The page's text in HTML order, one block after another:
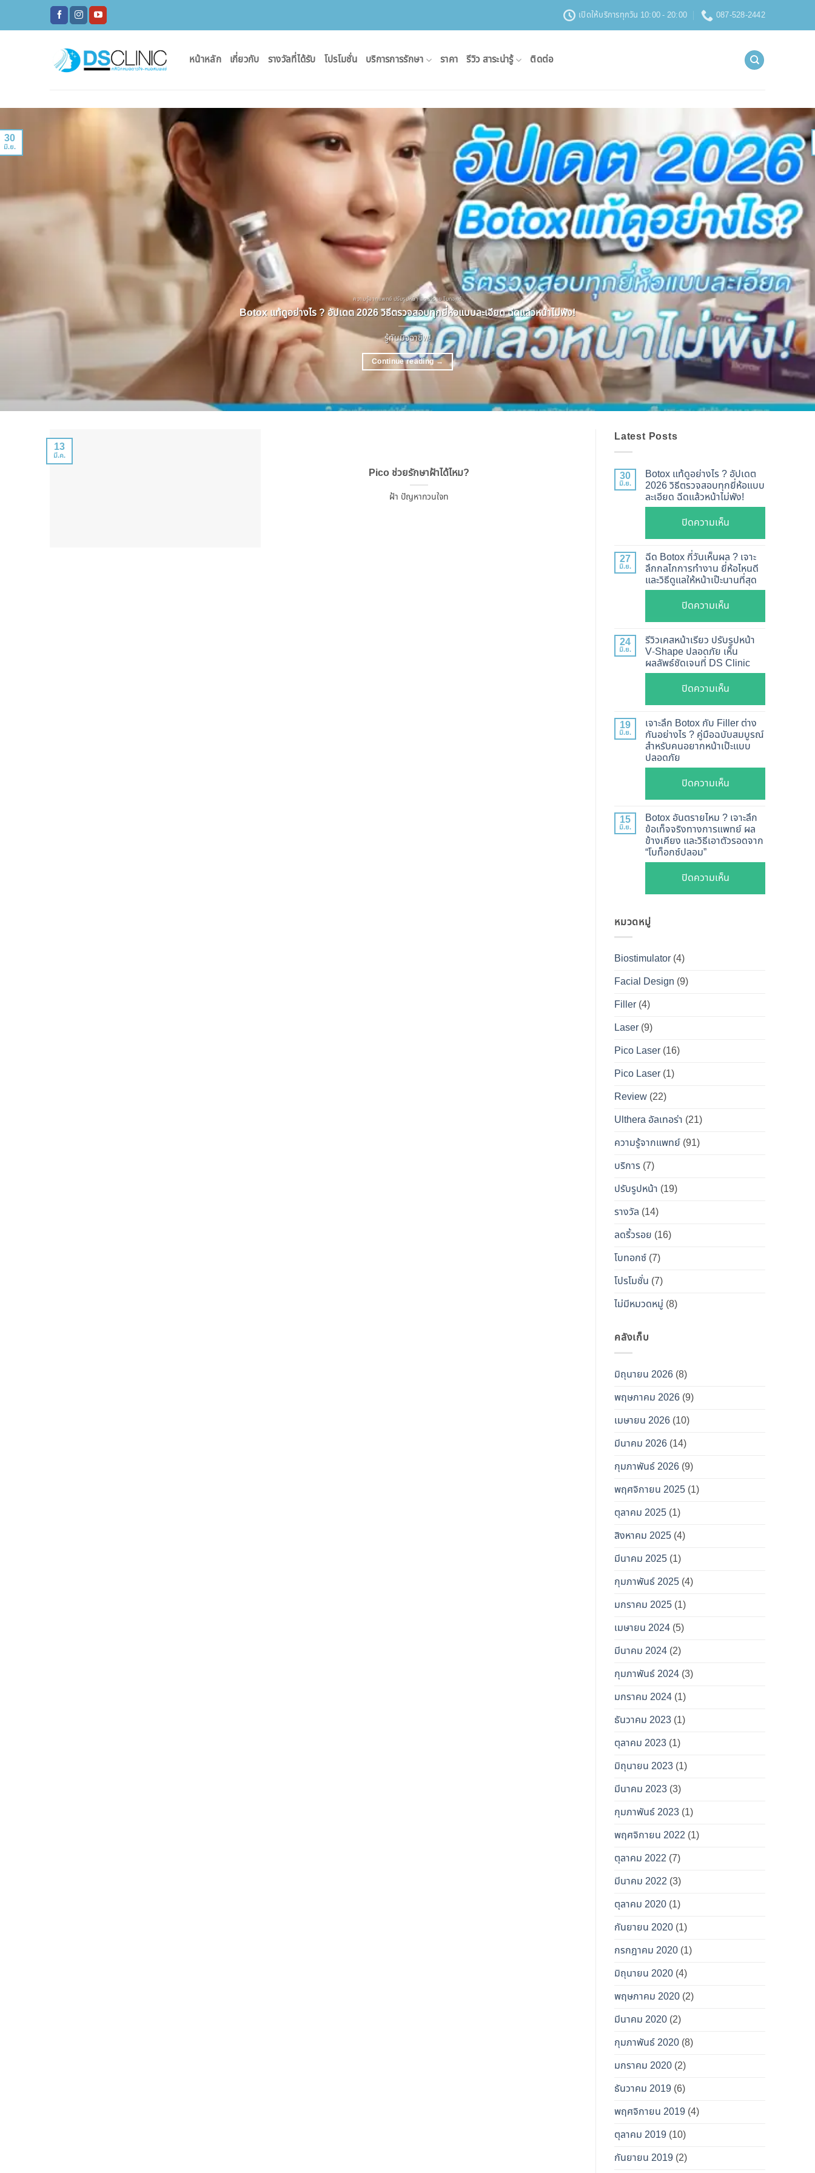
เปิดให้บริการทุกวัน 10:00 - 20:00 087-528-2442
หน้าหลัก เกี่ยวกับ รางวัลที่ได้รับ โปรโมชั่น บริการการรักษา ราคา รีวิว สาระน่ารู้ ติดต่อ
ความรู้จากแพทย์ ปรับรูปหน้า ลดริ้วรอย โบทอกซ์
Botox แท้ดูอย่างไร ? อัปเดต 2026 วิธีตรวจสอบทุกยี่ห้อแบบละเอียด ฉีดแล้วหน้าไม่พัง!
รู้ทันมิจฉาชีพ!
Continue reading→
30
มิ.ย.
Pico ช่วยรักษาฝ้าได้ไหม?
ฝ้า ปัญหากวนใจท
13
มี.ค.
Latest Posts
30
มิ.ย.
Botox แท้ดูอย่างไร ? อัปเดต
2026 วิธีตรวจสอบทุกยี่ห้อแบบ
ละเอียด ฉีดแล้วหน้าไม่พัง!
ปิดความเห็นบน
Botox
แท้
ดู
อย่างไร
อัปเดต
วิธี
ตรวจ
สอบ
ทุก
ยี่ห้อ
แบบ
ละเอียด
ฉีด
แล้ว
หน้า
27
มิ.ย.
ฉีด Botox กี่วันเห็นผล ? เจาะ
ลึกกลไกการทำงาน ยี่ห้อไหนดี
และวิธีดูแลให้หน้าเป๊ะนานที่สุด
ปิดความเห็นบน
ฉีด
Botox
กี่
วัน
ผล
เจาะ
ลึก
การ
ทำงาน
ยี่ห้อ
ไหน
ดี
และ
วิธี
ดูแล
ให้
24
มิ.ย.
รีวิวเคสหน้าเรียว ปรับรูปหน้า
V-Shape ปลอดภัย เห็น
ผลลัพธ์ชัดเจนที่ DS Clinic
ปิดความเห็นบน
รีวิว
เคส
หน้า
เรียว
รูป
Shape
ปลอดภัย
ชัดเจน
19
มิ.ย.
เจาะลึก Botox กับ Filler ต่าง
กันอย่างไร ? คู่มือฉบับสมบูรณ์
สำหรับคนอยากหน้าเป๊ะแบบ
ปลอดภัย
ปิดความเห็นบน
เจาะ
ลึก
Botox
กับ
ต่าง
15
มิ.ย.
Botox อันตรายไหม ? เจาะลึก
ข้อเท็จจริงทางการแพทย์ ผล
ข้างเคียง และวิธีเอาตัวรอดจาก
“โบท็อกซ์ปลอม”
ปิดความเห็นบน
Botox
หมวดหมู่
Biostimulator (4)
Facial Design (9)
Filler (4)
Laser (9)
Pico Laser (16)
Pico Laser (1)
Review (22)
Ulthera อัลเทอร่า (21)
ความรู้จากแพทย์ (91)
บริการ (7)
ปรับรูปหน้า (19)
รางวัล (14)
ลดริ้วรอย (16)
โบทอกซ์ (7)
โปรโมชั่น (7)
ไม่มีหมวดหมู่ (8)
คลังเก็บ
มิถุนายน 2026 (8)
พฤษภาคม 2026 (9)
เมษายน 2026 (10)
มีนาคม 2026 (14)
กุมภาพันธ์ 2026 (9)
พฤศจิกายน 2025 (1)
ตุลาคม 2025 (1)
สิงหาคม 2025 (4)
มีนาคม 2025 (1)
กุมภาพันธ์ 2025 (4)
มกราคม 2025 (1)
เมษายน 2024 (5)
มีนาคม 2024 (2)
กุมภาพันธ์ 2024 (3)
มกราคม 2024 (1)
ธันวาคม 2023 (1)
ตุลาคม 2023 (1)
มิถุนายน 2023 (1)
มีนาคม 2023 (3)
กุมภาพันธ์ 2023 (1)
พฤศจิกายน 2022 (1)
ตุลาคม 2022 (7)
มีนาคม 2022 (3)
ตุลาคม 2020 (1)
กันยายน 2020 (1)
กรกฎาคม 2020 (1)
มิถุนายน 2020 (4)
พฤษภาคม 2020 (2)
มีนาคม 2020 (2)
กุมภาพันธ์ 2020 (8)
มกราคม 2020 (2)
ธันวาคม 2019 (6)
พฤศจิกายน 2019 (4)
ตุลาคม 2019 (10)
กันยายน 2019 (2)